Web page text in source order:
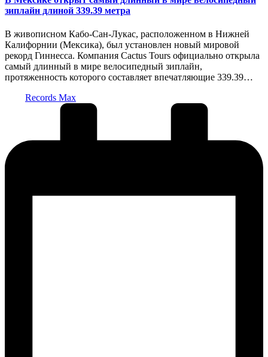
зиплайн длиной 339.39 метра
В живописном Кабо-Сан-Лукас, расположенном в Нижней
Калифорнии (Мексика), был установлен новый мировой
рекорд Гиннесса. Компания Cactus Tours официально открыла
самый длинный в мире велосипедный зиплайн,
протяженность которого составляет впечатляющие 339.39…
Records Max